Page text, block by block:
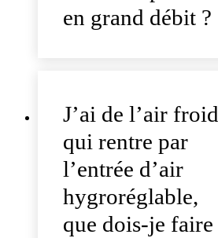
en grand débit ?
J’ai de l’air froid
qui rentre par
l’entrée d’air
hygroréglable,
que dois-je faire